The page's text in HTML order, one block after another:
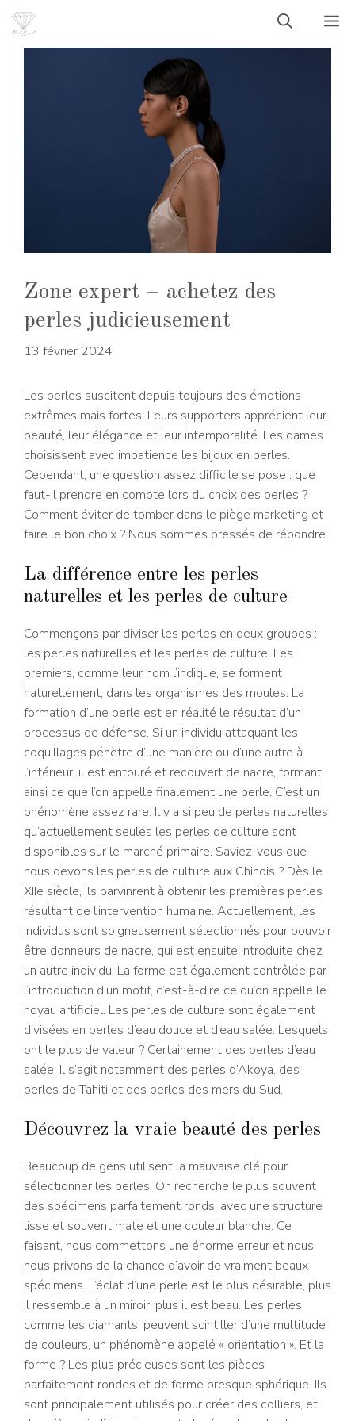
Aller
contenu
Zone expert – achetez des
perles judicieusement
13 février 2024
Les perles suscitent depuis toujours des émotions
extrêmes mais fortes. Leurs supporters apprécient leur
beauté, leur élégance et leur intemporalité. Les dames
choisissent avec impatience les bijoux en perles.
Cependant, une question assez difficile se pose : que
faut-il prendre en compte lors du choix des perles ?
Comment éviter de tomber dans le piège marketing et
faire le bon choix ? Nous sommes pressés de répondre.
La différence entre les perles
naturelles et les perles de culture
Commençons par diviser les perles en deux groupes :
les perles naturelles et les perles de culture. Les
premiers, comme leur nom l’indique, se forment
naturellement, dans les organismes des moules. La
formation d’une perle est en réalité le résultat d’un
processus de défense. Si un individu attaquant les
coquillages pénètre d’une manière ou d’une autre à
l’intérieur, il est entouré et recouvert de nacre, formant
ainsi ce que l’on appelle finalement une perle. C’est un
phénomène assez rare. Il y a si peu de perles naturelles
qu’actuellement seules les perles de culture sont
disponibles sur le marché primaire. Saviez-vous que
nous devons les perles de culture aux Chinois ? Dès le
XIIe siècle, ils parvinrent à obtenir les premières perles
résultant de l’intervention humaine. Actuellement, les
individus sont soigneusement sélectionnés pour pouvoir
être donneurs de nacre, qui est ensuite introduite chez
un autre individu. La forme est également contrôlée par
l’introduction d’un motif, c’est-à-dire ce qu’on appelle le
noyau artificiel. Les perles de culture sont également
divisées en perles d’eau douce et d’eau salée. Lesquels
ont le plus de valeur ? Certainement des perles d’eau
salée. Il s’agit notamment des perles d’Akoya, des
perles de Tahiti et des perles des mers du Sud.
Découvrez la vraie beauté des perles
Beaucoup de gens utilisent la mauvaise clé pour
sélectionner les perles. On recherche le plus souvent
des spécimens parfaitement ronds, avec une structure
lisse et souvent mate et une couleur blanche. Ce
faisant, nous commettons une énorme erreur et nous
nous privons de la chance d’avoir de vraiment beaux
spécimens. L’éclat d’une perle est le plus désirable, plus
il ressemble à un miroir, plus il est beau. Les perles,
comme les diamants, peuvent scintiller d’une multitude
de couleurs, un phénomène appelé « orientation ». Et la
forme ? Les plus précieuses sont les pièces
parfaitement rondes et de forme presque sphérique. Ils
sont principalement utilisés pour créer des colliers, et